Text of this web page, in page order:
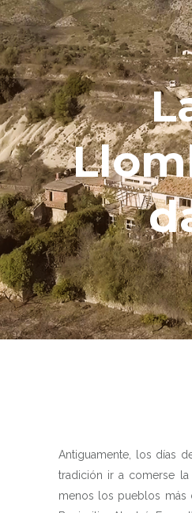
Antiguamente, los días
tradición ir a comerse la
menos los pueblos más